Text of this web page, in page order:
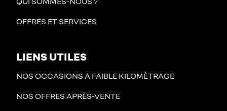
OFFRES ET SERVICES
LIENS UTILES
NOS OCCASIONS A FAIBLE KILOMÈTRAGE
NOS OFFRES APRÈS-VENTE